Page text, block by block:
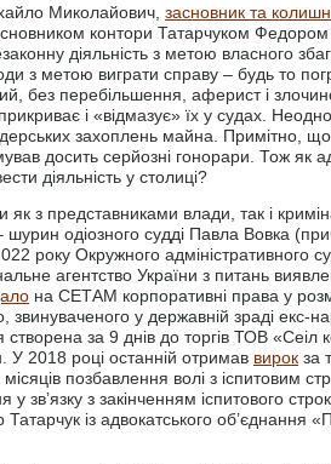
Миколайович, засновник та
контори Татарчуком
діяльність з метою власного
з метою виграти справу – будь то
без перебільшення, аферист і
і «відмазує» їх у судах.
захоплень майна. Примітно, що
досить серйозні гонорари. Тож як
діяльність у столиці?
з представниками влади, так і
шурин одіозного судді Павла Вовка
року Окружного адміністративного
агентство України з питань
на СЕТАМ корпоративні права у
у державній зраді екс-
за 9 днів до торгів ТОВ «Сеіл
У 2018 році останній отримав вирок за
позбавлення волі з іспитовим
у зв’язку з закінченням іспитового
із адвокатського об’єднання